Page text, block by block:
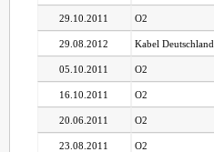
29.10.2011 O2
29.08.2012 Kabel Deutschland
05.10.2011 O2
16.10.2011 O2
20.06.2011 O2
23.08.2011 O2